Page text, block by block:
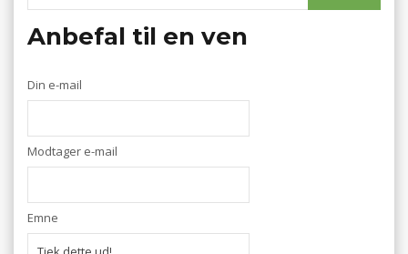
Anbefal til en ven
Din e-mail
Modtager e-mail
Emne